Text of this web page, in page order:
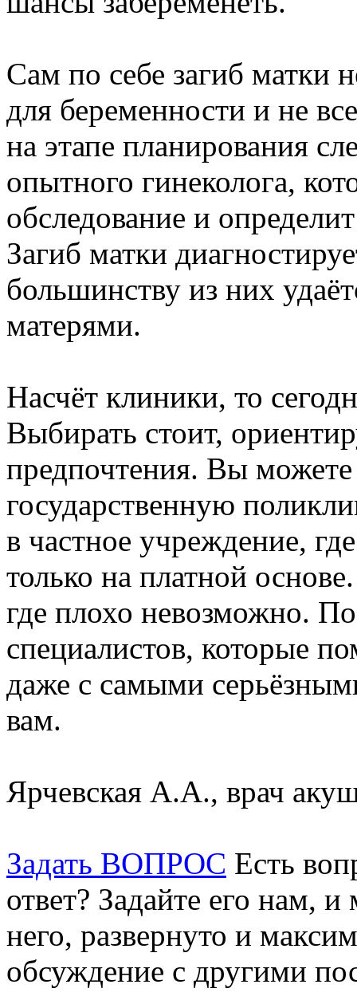
Сам по себе загиб матки
для беременности и не
на этапе планирования
опытного гинеколога,
обследование и
Загиб матки
большинству из них
матерями.
Насчёт клиники, то
Выбирать стоит,
предпочтения. Вы можете
государственную
в частное учреждение,
только на платной
где плохо невозможно.
специалистов, которые
даже с самыми
вам.
Ярчевская А.А., врач
Задать ВОПРОС Есть
ответ? Задайте его нам,
него, развернуто и
обсуждение с другими